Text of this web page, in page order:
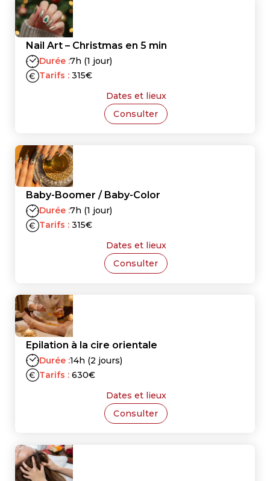
Nail Art – Christmas en 5 min
Durée :7h (1 jour)
Tarifs : 315€
Dates et lieux
Consulter
Baby-Boomer / Baby-Color
Durée :7h (1 jour)
Tarifs : 315€
Dates et lieux
Consulter
Epilation à la cire orientale
Durée :14h (2 jours)
Tarifs : 630€
Dates et lieux
Consulter